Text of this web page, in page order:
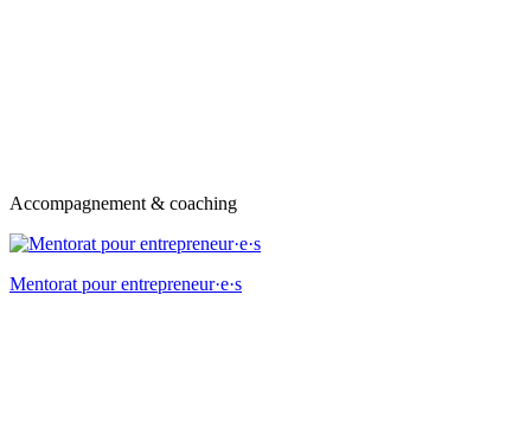
Accompagnement & coaching
Mentorat pour entrepreneur·e·s